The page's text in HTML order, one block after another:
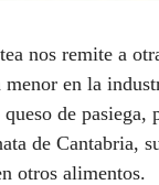
nos remite a
en la
de pasiega,
de Cantabria,
otros alimentos.